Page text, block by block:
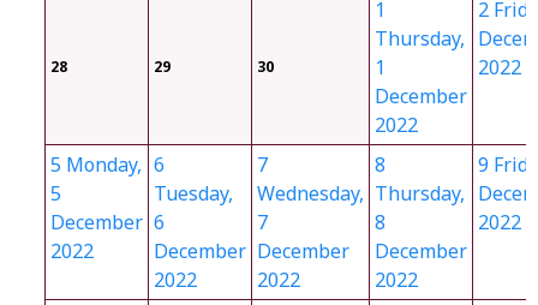
28 29 30
1
Thursday,
1
December
2022
2
2022
5 Monday,
5
December
2022
6
Tuesday,
6
December
2022
7
Wednesday,
7
December
2022
8
Thursday,
8
December
2022
9
2022